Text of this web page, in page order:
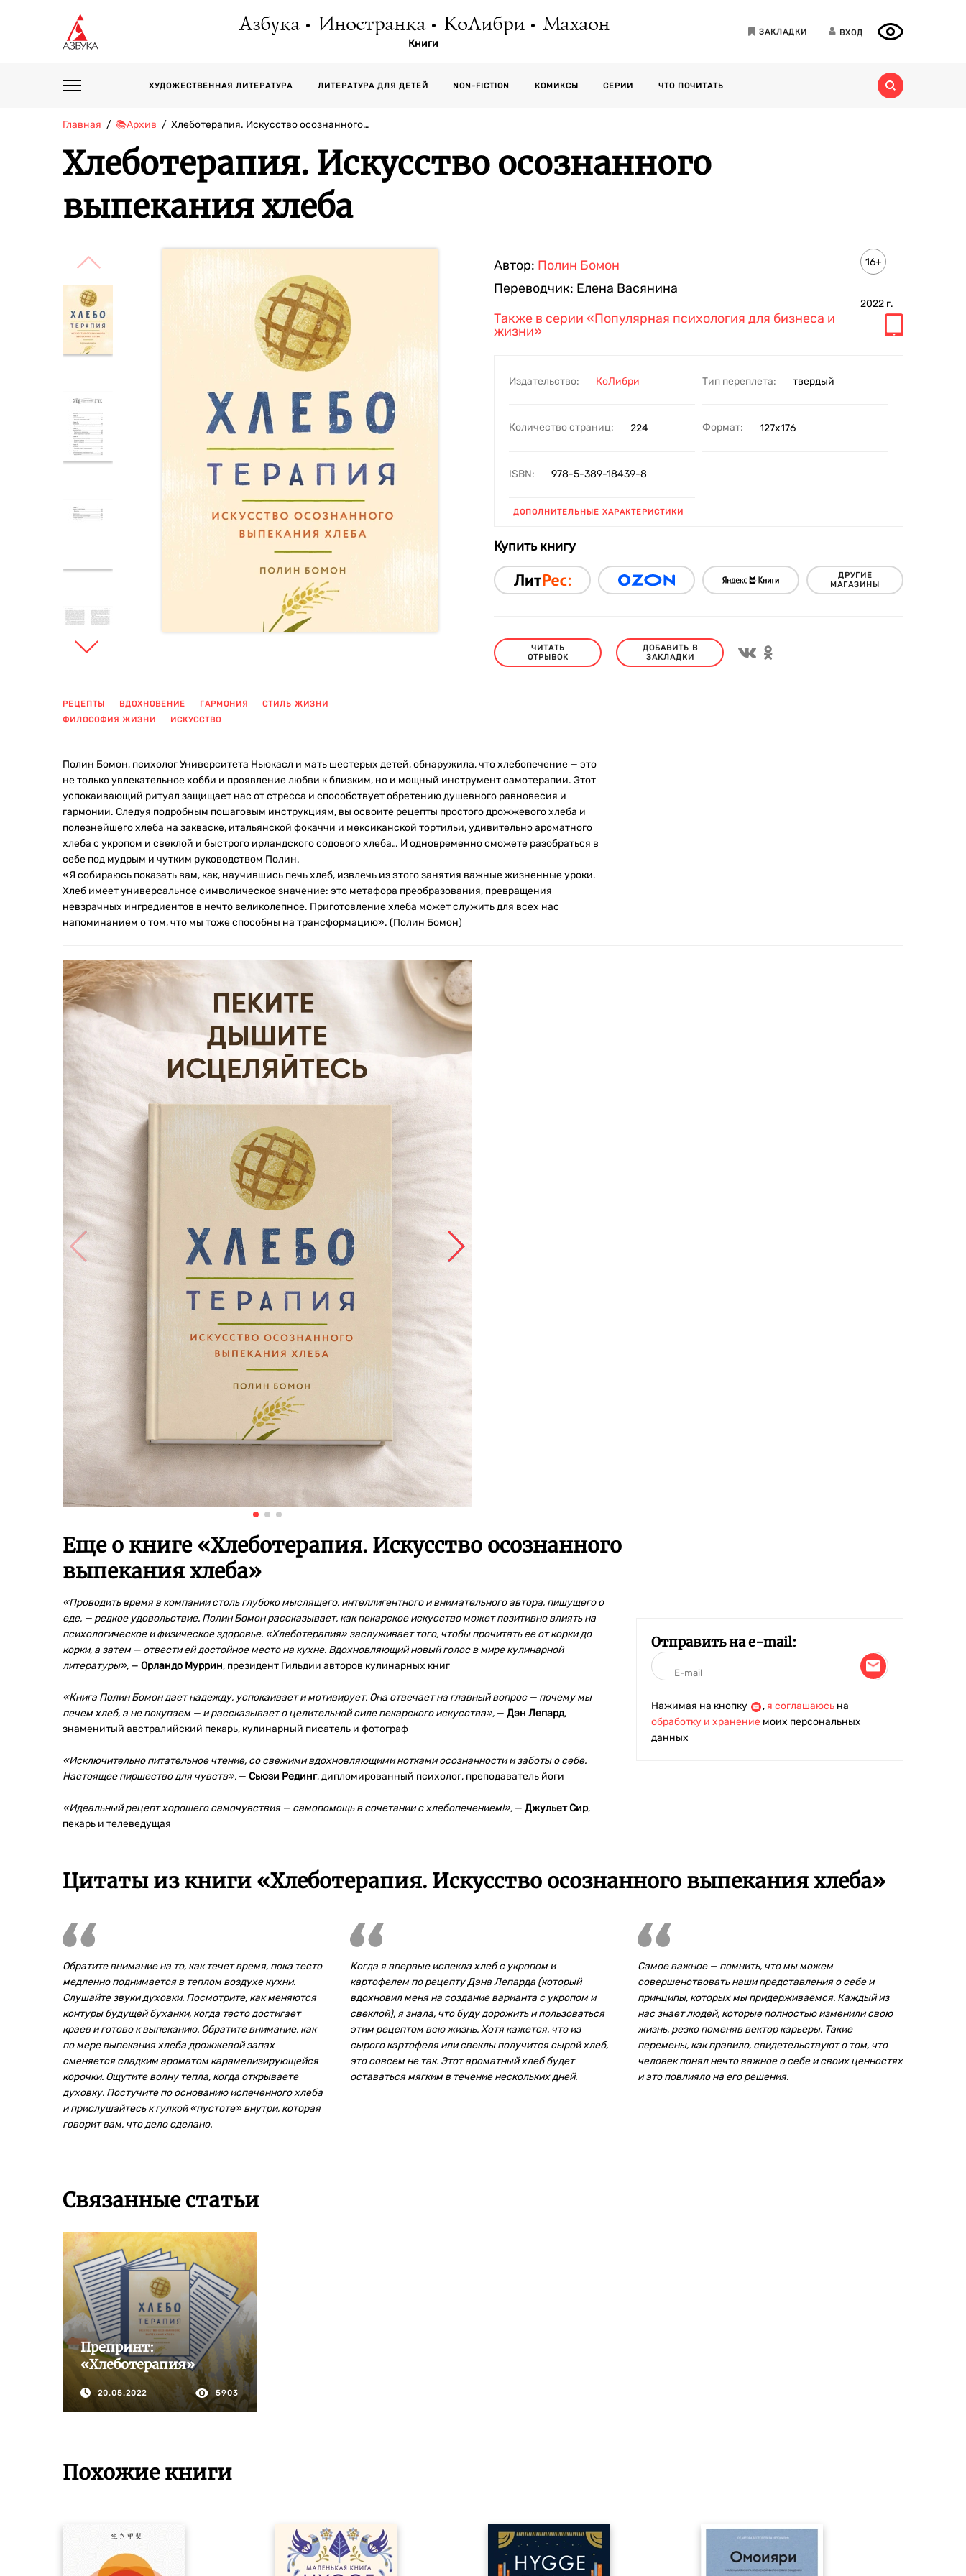
Азбука Иностранка КоЛибри Махаон
Книги
ЗАКЛАДКИ ВХОД
ХУДОЖЕСТВЕННАЯ ЛИТЕРАТУРА ЛИТЕРАТУРА ДЛЯ ДЕТЕЙ NON-FICTION КОМИКСЫ СЕРИИ ЧТО ПОЧИТАТЬ
Главная 📚Архив Хлеботерапия. Искусство осознанного…
Хлеботерапия. Искусство осознанного
выпекания хлеба
РЕЦЕПТЫ ВДОХНОВЕНИЕ ГАРМОНИЯ
СТИЛЬ ЖИЗНИ
ФИЛОСОФИЯ ЖИЗНИ
ИСКУССТВО
Автор: Полин Бомон
Переводчик: Елена Васянина
16+
2022 г.
Также в серии «Популярная психология для бизнеса и
жизни»
Издательство: КоЛибри Тип переплета: твердый
Количество страниц: 224 Формат: 127x176
ISBN: 978-5-389-18439-8
ДОПОЛНИТЕЛЬНЫЕ ХАРАКТЕРИСТИКИ
Купить книгу
ДРУГИЕ
МАГАЗИНЫ
ЧИТАТЬ
ОТРЫВОК
ДОБАВИТЬ В
ЗАКЛАДКИ
Полин Бомон, психолог Университета Ньюкасл и мать шестерых детей, обнаружила, что хлебопечение — это
не только увлекательное хобби и проявление любви к близким, но и мощный инструмент самотерапии. Этот
успокаивающий ритуал защищает нас от стресса и способствует обретению душевного равновесия и
гармонии. Следуя подробным пошаговым инструкциям, вы освоите рецепты простого дрожжевого хлеба и
полезнейшего хлеба на закваске, итальянской фокаччи и мексиканской тортильи, удивительно ароматного
хлеба с укропом и свеклой и быстрого ирландского содового хлеба… И одновременно сможете разобраться в
себе под мудрым и чутким руководством Полин.
«Я собираюсь показать вам, как, научившись печь хлеб, извлечь из этого занятия важные жизненные уроки.
Хлеб имеет универсальное символическое значение: это метафора преобразования, превращения
невзрачных ингредиентов в нечто великолепное. Приготовление хлеба может служить для всех нас
напоминанием о том, что мы тоже способны на трансформацию». (Полин Бомон)
Еще о книге «Хлеботерапия. Искусство осознанного
выпекания хлеба»
«Проводить время в компании столь глубоко мыслящего, интеллигентного и внимательного автора, пишущего о
еде, — редкое удовольствие. Полин Бомон рассказывает, как пекарское искусство может позитивно влиять на
психологическое и физическое здоровье. «Хлеботерапия» заслуживает того, чтобы прочитать ее от корки до
корки, а затем — отвести ей достойное место на кухне. Вдохновляющий новый голос в мире кулинарной
литературы», — Орландо Муррин, президент Гильдии авторов кулинарных книг
«Книга Полин Бомон дает надежду, успокаивает и мотивирует. Она отвечает на главный вопрос — почему мы
печем хлеб, а не покупаем — и рассказывает о целительной силе пекарского искусства», — Дэн Лепард,
знаменитый австралийский пекарь, кулинарный писатель и фотограф
«Исключительно питательное чтение, со свежими вдохновляющими нотками осознанности и заботы о себе.
Настоящее пиршество для чувств», — Сьюзи Рединг, дипломированный психолог, преподаватель йоги
«Идеальный рецепт хорошего самочувствия — самопомощь в сочетании с хлебопечением!», — Джульет Сир,
пекарь и телеведущая
Отправить на e-mail:
Нажимая на кнопку , я соглашаюсь на
обработку и хранение моих персональных
данных
Цитаты из книги «Хлеботерапия. Искусство осознанного выпекания хлеба»
Обратите внимание на то, как течет время, пока тесто
медленно поднимается в теплом воздухе кухни.
Слушайте звуки духовки. Посмотрите, как меняются
контуры будущей буханки, когда тесто достигает
краев и готово к выпеканию. Обратите внимание, как
по мере выпекания хлеба дрожжевой запах
сменяется сладким ароматом карамелизирующейся
корочки. Ощутите волну тепла, когда открываете
духовку. Постучите по основанию испеченного хлеба
и прислушайтесь к гулкой «пустоте» внутри, которая
говорит вам, что дело сделано.
Когда я впервые испекла хлеб с укропом и
картофелем по рецепту Дэна Лепарда (который
вдохновил меня на создание варианта с укропом и
свеклой), я знала, что буду дорожить и пользоваться
этим рецептом всю жизнь. Хотя кажется, что из
сырого картофеля или свеклы получится сырой хлеб,
это совсем не так. Этот ароматный хлеб будет
оставаться мягким в течение нескольких дней.
Самое важное — помнить, что мы можем
совершенствовать наши представления о себе и
принципы, которых мы придерживаемся. Каждый из
нас знает людей, которые полностью изменили свою
жизнь, резко поменяв вектор карьеры. Такие
перемены, как правило, свидетельствуют о том, что
человек понял нечто важное о себе и своих ценностях
и это повлияло на его решения.
Связанные статьи
Препринт:
«Хлеботерапия»
20.05.2022 5903
Похожие книги